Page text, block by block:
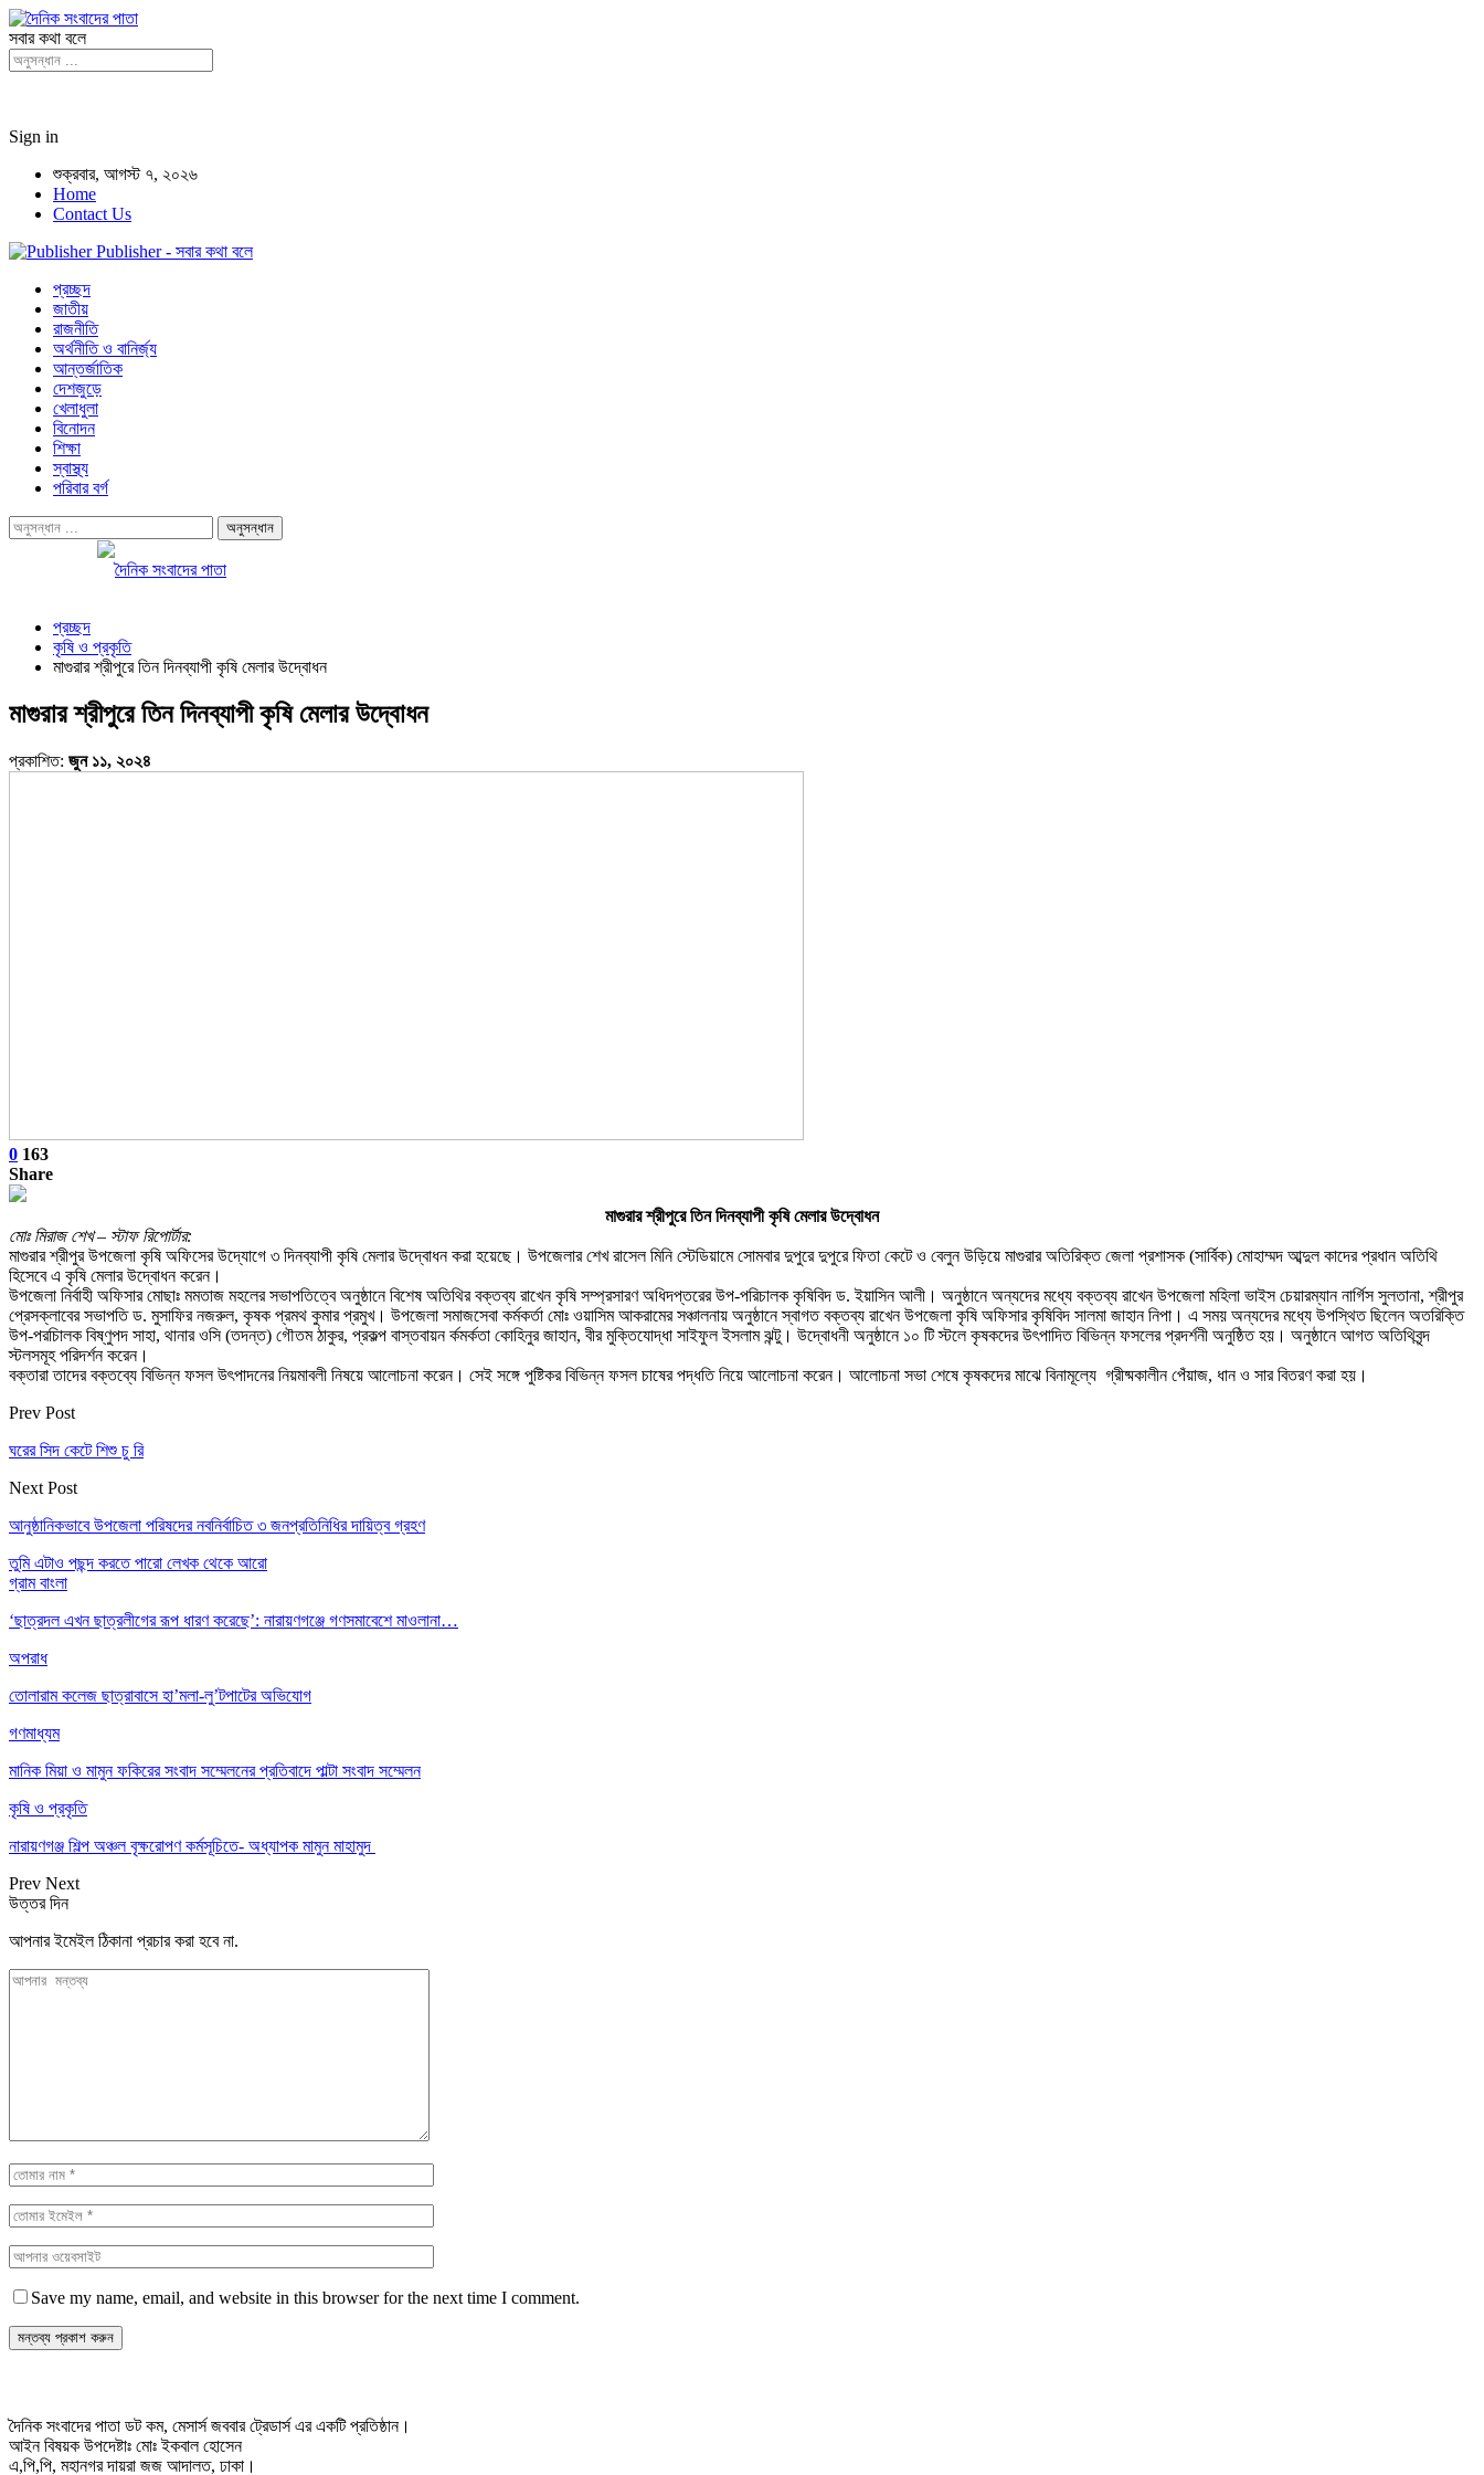
সবার কথা বলে
Sign in
শুক্রবার, আগস্ট ৭, ২০২৬
Home
Contact Us
Publisher - সবার কথা বলে
প্রচ্ছদ
জাতীয়
রাজনীতি
অর্থনীতি ও বানির্জ্য
আন্তর্জাতিক
দেশজুড়ে
খেলাধুলা
বিনোদন
শিক্ষা
স্বাস্থ্য
পরিবার বর্গ
প্রচ্ছদ
কৃষি ও প্রকৃতি
মাগুরার শ্রীপুরে তিন দিনব্যাপী কৃষি মেলার উদ্বোধন
মাগুরার শ্রীপুরে তিন দিনব্যাপী কৃষি মেলার উদ্বোধন
প্রকাশিত: জুন ১১, ২০২৪
0 163
Share
মাগুরার শ্রীপুরে তিন দিনব্যাপী কৃষি মেলার উদ্বোধন
মোঃ মিরাজ শেখ – স্টাফ রিপোর্টার:
মাগুরার শ্রীপুর উপজেলা কৃষি অফিসের উদ্যোগে ৩ দিনব্যাপী কৃষি মেলার উদ্বোধন করা হয়েছে। উপজেলার শেখ রাসেল মিনি স্টেডিয়ামে সোমবার দুপুরে দুপুরে ফিতা কেটে ও বেলুন উড়িয়ে মাগুরার অতিরিক্ত জেলা প্রশাসক (সার্বিক) মোহাম্মদ আব্দুল কাদের প্রধান অতিথি
হিসেবে এ কৃষি মেলার উদ্বোধন করেন।
উপজেলা নির্বাহী অফিসার মোছাঃ মমতাজ মহলের সভাপতিত্বে অনুষ্ঠানে বিশেষ অতিথির বক্তব্য রাখেন কৃষি সম্প্রসারণ অধিদপ্তরের উপ-পরিচালক কৃষিবিদ ড. ইয়াসিন আলী। অনুষ্ঠানে অন্যদের মধ্যে বক্তব্য রাখেন উপজেলা মহিলা ভাইস চেয়ারম্যান নার্গিস সুলতানা, শ্রীপুর
প্রেসক্লাবের সভাপতি ড. মুসাফির নজরুল, কৃষক প্রমথ কুমার প্রমুখ। উপজেলা সমাজসেবা কর্মকর্তা মোঃ ওয়াসিম আকরামের সঞ্চালনায় অনুষ্ঠানে স্বাগত বক্তব্য রাখেন উপজেলা কৃষি অফিসার কৃষিবিদ সালমা জাহান নিপা। এ সময় অন্যদের মধ্যে উপস্থিত ছিলেন অতরিক্তি
উপ-পরচিালক বিষ্ণুপদ সাহা, থানার ওসি (তদন্ত) গৌতম ঠাকুর, প্রকল্প বাস্তবায়ন র্কমর্কতা কোহিনুর জাহান, বীর মুক্তিযোদ্ধা সাইফুল ইসলাম ঝন্টু। উদ্বোধনী অনুষ্ঠানে ১০ টি স্টলে কৃষকদের উৎপাদিত বিভিন্ন ফসলের প্রদর্শনী অনুষ্ঠিত হয়। অনুষ্ঠানে আগত অতিথিবৃন্দ
স্টলসমূহ পরিদর্শন করেন।
বক্তারা তাদের বক্তব্যে বিভিন্ন ফসল উৎপাদনের নিয়মাবলী নিষয়ে আলোচনা করেন। সেই সঙ্গে পুষ্টিকর বিভিন্ন ফসল চাষের পদ্ধতি নিয়ে আলোচনা করেন। আলোচনা সভা শেষে কৃষকদের মাঝে বিনামূল্যে গ্রীষ্মকালীন পেঁয়াজ, ধান ও সার বিতরণ করা হয়।
Prev Post
ঘরের সিদ কেটে শিশু চু রি
Next Post
আনুষ্ঠানিকভাবে উপজেলা পরিষদের নবনির্বাচিত ৩ জনপ্রতিনিধির দায়িত্ব গ্রহণ
তুমি এটাও পছন্দ করতে পারো লেখক থেকে আরো
গ্রাম বাংলা
‘ছাত্রদল এখন ছাত্রলীগের রূপ ধারণ করেছে’: নারায়ণগঞ্জে গণসমাবেশে মাওলানা…
অপরাধ
তোলারাম কলেজ ছাত্রাবাসে হা’মলা-লু’টপাটের অভিযোগ
গণমাধ্যম
মানিক মিয়া ও মামুন ফকিরের সংবাদ সম্মেলনের প্রতিবাদে পাল্টা সংবাদ সম্মেলন
কৃষি ও প্রকৃতি
নারায়ণগঞ্জ শিল্প অঞ্চল বৃক্ষরোপণ কর্মসূচিতে- অধ্যাপক মামুন মাহামুদ
Prev Next
উত্তর দিন
আপনার ইমেইল ঠিকানা প্রচার করা হবে না.
Save my name, email, and website in this browser for the next time I comment.
দৈনিক সংবাদের পাতা ডট কম, মেসার্স জববার ট্রেডার্স এর একটি প্রতিষ্ঠান।
আইন বিষয়ক উপদেষ্টাঃ মোঃ ইকবাল হোসেন
এ,পি,পি, মহানগর দায়রা জজ আদালত, ঢাকা।